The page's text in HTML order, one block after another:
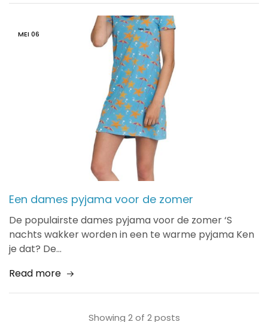
MEI 06
Een dames pyjama voor de zomer
De populairste dames pyjama voor de zomer ‘S
nachts wakker worden in een te warme pyjama Ken
je dat? De…
Read more
Showing 2of 2posts